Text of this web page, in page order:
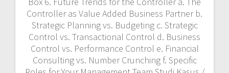
Controllership ini adalah instruktur yang
berkompeten di bidang Essentials of the
Controllership baik dari kalangan akademisi
maupun praktisi. PESERTA Peserta yang dapat
mengikuti training Essentials of the
Controllership ini adalah staff sdm atau